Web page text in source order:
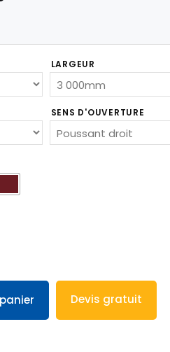
LARGEUR
SENS D'OUVERTURE
Devis gratuit